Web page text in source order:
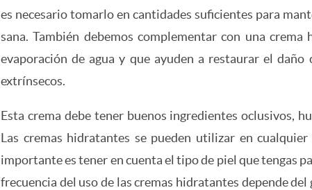
es necesario tomarlo en cantidades suficientes para
sana. También debemos complementar con una
evaporación de agua y que ayuden a restaurar el daño
extrínsecos.
Esta crema debe tener buenos ingredientes oclusivos,
Las cremas hidratantes se pueden utilizar en
importante es tener en cuenta el tipo de piel que tengas
frecuencia del uso de las cremas hidratantes depende del